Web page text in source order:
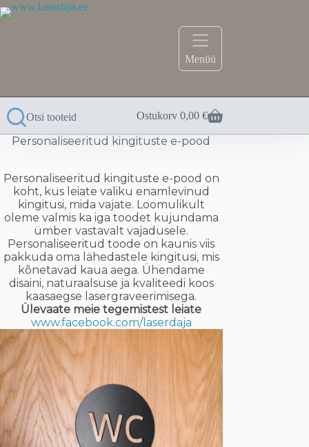
Skip
to
Menüü
Otsi tooteid Ostukorv 0,00 €
Personaliseeritud kingituste e-pood
Personaliseeritud kingituste e-pood on
koht, kus leiate valiku enamlevinud
kingitusi, mida vajate. Loomulikult
oleme valmis ka iga toodet kujundama
ümber vastavalt vajadusele.
Personaliseeritud toode on kaunis viis
pakkuda oma lähedastele kingitusi, mis
kõnetavad kaua aega. Ühendame
disaini, naturaalsuse ja kvaliteedi koos
kaasaegse lasergraveerimisega.
Ülevaate meie tegemistest leiate
www.facebook.com/laserdaja